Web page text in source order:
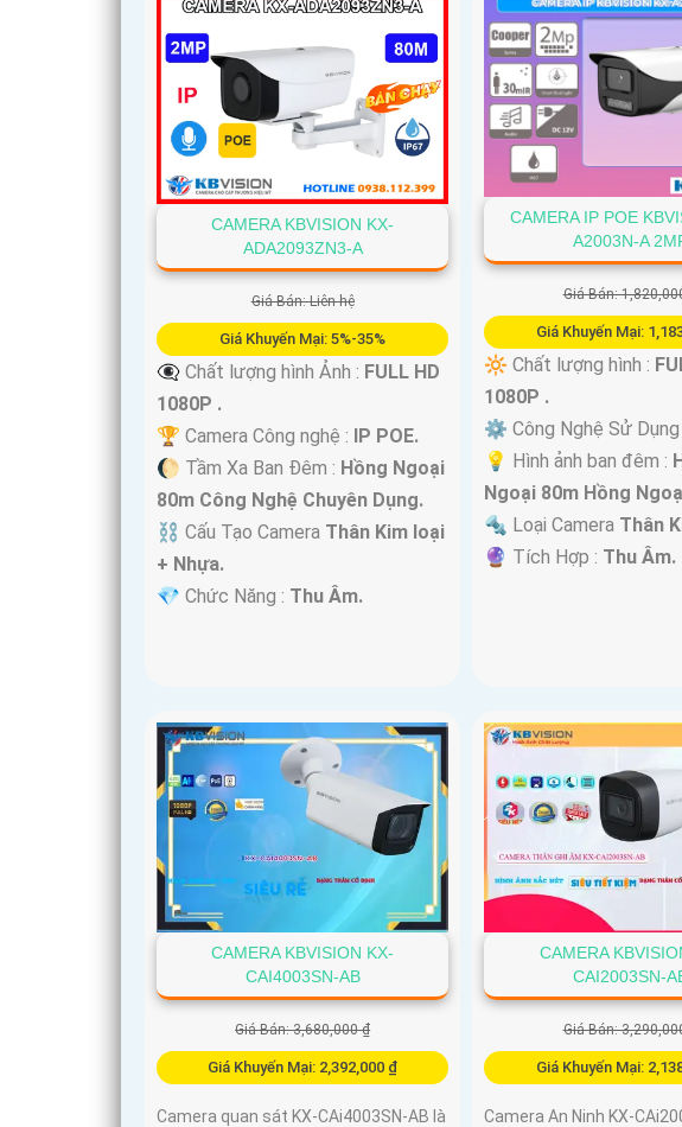
CAMERA KBVISION KX-
ADA2093ZN3-A
Giá Bán: Liên hệ
Giá Khuyến Mại: 5%-35%
👁️‍🗨 Chất lượng hình Ảnh : FULL HD
1080P .
🏆 Camera Công nghệ : IP POE.
🌔 Tầm Xa Ban Đêm : Hồng Ngoại
80m Công Nghệ Chuyên Dụng.
⛓ Cấu Tạo Camera Thân Kim loại
+ Nhựa.
️💎 Chức Năng : Thu Âm.
CAMERA IP POE
A2003N-A
Giá Bán:
Giá Khuyến Mại:
🔆 Chất lượng hình :
1080P .
⚙ Công Nghệ Sử Dụng
💡 Hình ảnh ban đêm :
Ngoại 80m Hồng
🔩 Loại Camera Thân
️🔮 Tích Hợp : Thu Âm.
CAMERA KBVISION KX-
CAI4003SN-AB
Giá Bán: 3,680,000 ₫
Giá Khuyến Mại: 2,392,000 ₫
Camera quan sát KX-CAi4003SN-AB là
CAMERA
CAI2003SN-
Giá Bán:
Giá Khuyến Mại:
Camera An Ninh KX-